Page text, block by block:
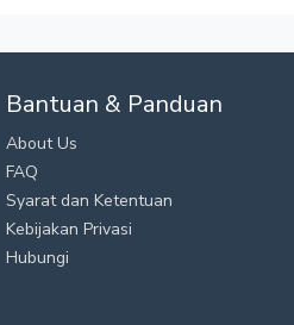
Bantuan & Panduan
About Us
FAQ
Syarat dan Ketentuan
Kebijakan Privasi
Hubungi